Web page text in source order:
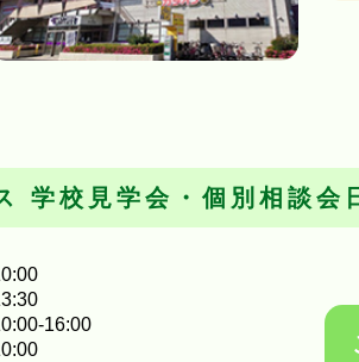
学校見学会・個別相談会
16:00